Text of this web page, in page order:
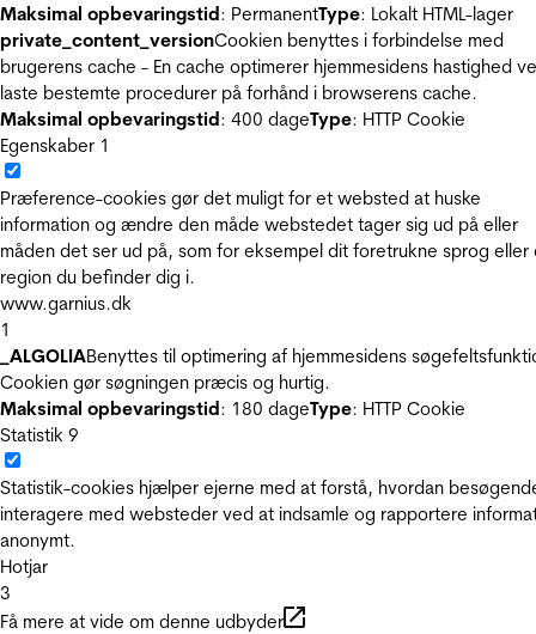
Maksimal opbevaringstid: PermanentType: Lokalt HTML-lager
private_content_versionCookien benyttes i forbindelse med
brugerens cache - En cache optimerer hjemmesidens hastighed
laste bestemte procedurer på forhånd i browserens cache.
Maksimal opbevaringstid: 400 dageType: HTTP Cookie
Egenskaber 1
Præference-cookies gør det muligt for et websted at huske
information og ændre den måde webstedet tager sig ud på eller
måden det ser ud på, som for eksempel dit foretrukne sprog eller
region du befinder dig i.
www.garnius.dk
1
_ALGOLIABenyttes til optimering af hjemmesidens
Cookien gør søgningen præcis og hurtig.
Maksimal opbevaringstid: 180 dageType: HTTP Cookie
Statistik 9
Statistik-cookies hjælper ejerne med at forstå, hvordan
interagere med websteder ved at indsamle og rapportere
anonymt.
Hotjar
3
Få mere at vide om denne udbyder